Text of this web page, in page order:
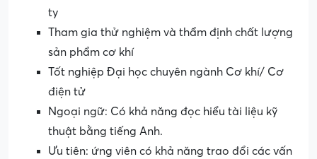
ty
Tham gia thử nghiệm và thẩm định chất lượng
sản phẩm cơ khí
Tốt nghiệp Đại học chuyên ngành Cơ khí/ Cơ
điện tử
Ngoại ngữ: Có khả năng đọc hiểu tài liệu kỹ
thuật bằng tiếng Anh.
Ưu tiên: ứng viên có khả năng trao đổi các vấn